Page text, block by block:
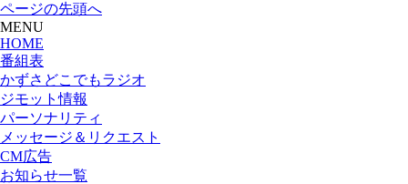
ページの先頭へ
MENU
HOME
番組表
かずさどこでもラジオ
ジモット情報
パーソナリティ
メッセージ＆リクエスト
CM広告
お知らせ一覧